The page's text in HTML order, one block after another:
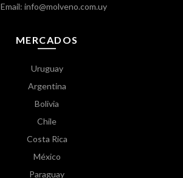
Email: info@molveno.com.uy
MERCADOS
Uruguay
Argentina
Bolivia
Chile
Costa Rica
México
Paraguay